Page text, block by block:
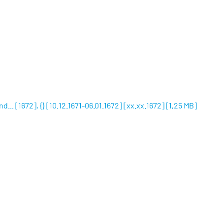
[1672], {} [10.12.1671-06.01.1672] [xx.xx.1672][1,25 MB]